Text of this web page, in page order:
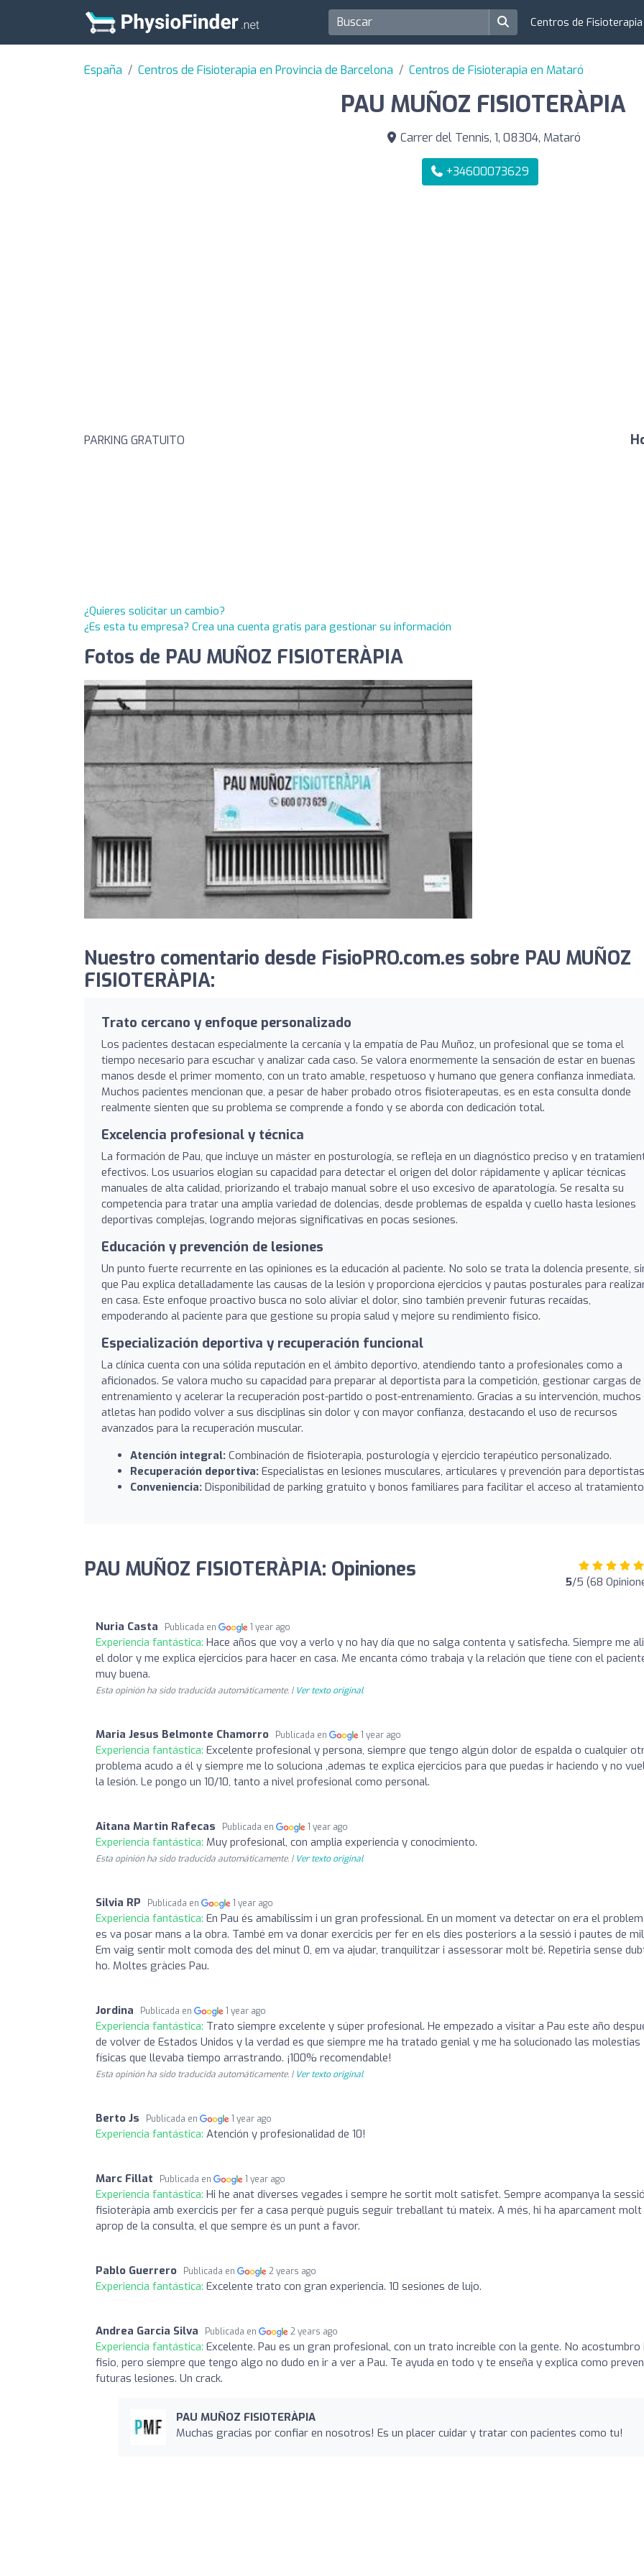
Centros de Fisioterapia
España Centros de Fisioterapia en Provincia de Barcelona Centros de Fisioterapia en Mataró
PAU MUÑOZ FISIOTERÀPIA
Carrer del Tennis, 1, 08304, Mataró
+34600073629
PARKING GRATUITO
¿Quieres solicitar un cambio?
¿Es esta tu empresa? Crea una cuenta gratis para gestionar su información
Fotos de PAU MUÑOZ FISIOTERÀPIA
Nuestro comentario desde FisioPRO.com.es sobre PAU MUÑOZ
FISIOTERÀPIA:
Trato cercano y enfoque personalizado
Los pacientes destacan especialmente la cercanía y la empatía de Pau Muñoz, un profesional que se toma el
tiempo necesario para escuchar y analizar cada caso. Se valora enormemente la sensación de estar en buenas
manos desde el primer momento, con un trato amable, respetuoso y humano que genera confianza inmediata.
Muchos pacientes mencionan que, a pesar de haber probado otros fisioterapeutas, es en esta consulta donde
realmente sienten que su problema se comprende a fondo y se aborda con dedicación total.
Excelencia profesional y técnica
La formación de Pau, que incluye un máster en posturología, se refleja en un diagnóstico preciso y en
efectivos. Los usuarios elogian su capacidad para detectar el origen del dolor rápidamente y aplicar técnicas
manuales de alta calidad, priorizando el trabajo manual sobre el uso excesivo de aparatología. Se resalta su
competencia para tratar una amplia variedad de dolencias, desde problemas de espalda y cuello hasta lesiones
deportivas complejas, logrando mejoras significativas en pocas sesiones.
Educación y prevención de lesiones
Un punto fuerte recurrente en las opiniones es la educación al paciente. No solo se trata la dolencia presente,
que Pau explica detalladamente las causas de la lesión y proporciona ejercicios y pautas posturales para
en casa. Este enfoque proactivo busca no solo aliviar el dolor, sino también prevenir futuras recaídas,
empoderando al paciente para que gestione su propia salud y mejore su rendimiento físico.
Especialización deportiva y recuperación funcional
La clínica cuenta con una sólida reputación en el ámbito deportivo, atendiendo tanto a profesionales como a
aficionados. Se valora mucho su capacidad para preparar al deportista para la competición, gestionar cargas de
entrenamiento y acelerar la recuperación post-partido o post-entrenamiento. Gracias a su intervención, muchos
atletas han podido volver a sus disciplinas sin dolor y con mayor confianza, destacando el uso de recursos
avanzados para la recuperación muscular.
Atención integral: Combinación de fisioterapia, posturología y ejercicio terapéutico personalizado.
Recuperación deportiva: Especialistas en lesiones musculares, articulares y prevención para
Conveniencia: Disponibilidad de parking gratuito y bonos familiares para facilitar el acceso al
PAU MUÑOZ FISIOTERÀPIA: Opiniones 5/5 (68
Nuria Casta Publicada en 1 year ago
Experiencia fantástica: Hace años que voy a verlo y no hay día que no salga contenta y satisfecha. Siempre me
el dolor y me explica ejercicios para hacer en casa. Me encanta cómo trabaja y la relación que tiene con el
muy buena.
Esta opinión ha sido traducida automáticamente. | Ver texto original
Maria Jesus Belmonte Chamorro Publicada en 1 year ago
Experiencia fantástica: Excelente profesional y persona, siempre que tengo algún dolor de espalda o cualquier
problema acudo a él y siempre me lo soluciona ,ademas te explica ejercicios para que puedas ir haciendo y no
la lesión. Le pongo un 10/10, tanto a nivel profesional como personal.
Aitana Martin Rafecas Publicada en 1 year ago
Experiencia fantástica: Muy profesional, con amplia experiencia y conocimiento.
Esta opinión ha sido traducida automáticamente. | Ver texto original
Silvia RP Publicada en 1 year ago
Experiencia fantástica: En Pau és amabílissim i un gran professional. En un moment va detectar on era el
es va posar mans a la obra. També em va donar exercicis per fer en els dies posteriors a la sessió i pautes de
Em vaig sentir molt comoda des del minut 0, em va ajudar, tranquilitzar i assessorar molt bé. Repetiria sense
ho. Moltes gràcies Pau.
Jordina Publicada en 1 year ago
Experiencia fantástica: Trato siempre excelente y súper profesional. He empezado a visitar a Pau este año
de volver de Estados Unidos y la verdad es que siempre me ha tratado genial y me ha solucionado las molestias
físicas que llevaba tiempo arrastrando. ¡100% recomendable!
Esta opinión ha sido traducida automáticamente. | Ver texto original
Berto Js Publicada en 1 year ago
Experiencia fantástica: Atención y profesionalidad de 10!
Marc Fillat Publicada en 1 year ago
Experiencia fantástica: Hi he anat diverses vegades i sempre he sortit molt satisfet. Sempre acompanya la
fisioteràpia amb exercicis per fer a casa perquè puguis seguir treballant tú mateix. A més, hi ha aparcament molt
aprop de la consulta, el que sempre és un punt a favor.
Pablo Guerrero Publicada en 2 years ago
Experiencia fantástica: Excelente trato con gran experiencia. 10 sesiones de lujo.
Andrea Garcia Silva Publicada en 2 years ago
Experiencia fantástica: Excelente. Pau es un gran profesional, con un trato increíble con la gente. No acostumbro
fisio, pero siempre que tengo algo no dudo en ir a ver a Pau. Te ayuda en todo y te enseña y explica como
futuras lesiones. Un crack.
PAU MUÑOZ FISIOTERÀPIA
Muchas gracias por confiar en nosotros! Es un placer cuidar y tratar con pacientes como tu!